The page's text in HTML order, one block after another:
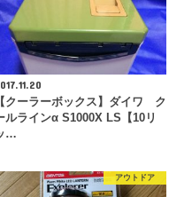
【クーラーボックス】ダイワ ク
ルラインα S1000X LS【10リ
…
アウトドア